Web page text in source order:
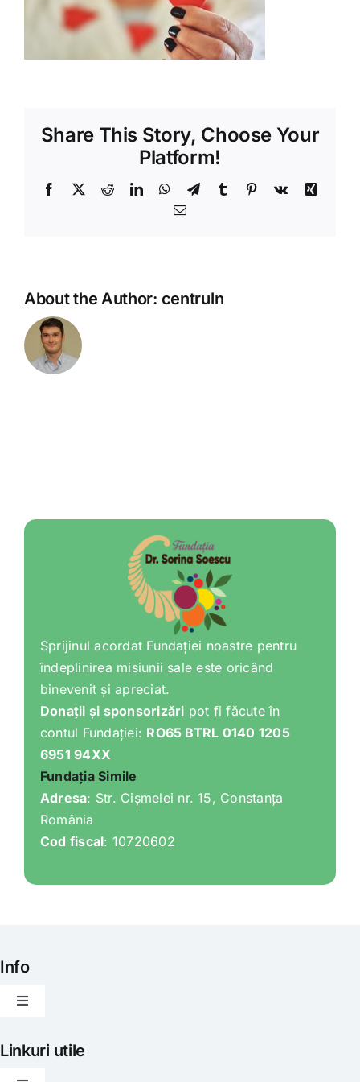
Shop
Tratamente naturale
Share This Story, Choose Your
Platform!
Facebook
X RedditLinkedInWhatsApp
TelegramTumblr Pinterest
Vk
Xing
Email
About the Author: centruln
Sprijinul acordat Fundației noastre pentru
îndeplinirea misiunii sale este oricând
binevenit și apreciat.
Donații și sponsorizări pot fi făcute în
contul Fundației: RO65 BTRL 0140 1205
6951 94XX
Fundația Simile
Adresa: Str. Cișmelei nr. 15, Constanța
România
Cod fiscal: 10720602
Info
Toggle
Articole
Linkuri utile